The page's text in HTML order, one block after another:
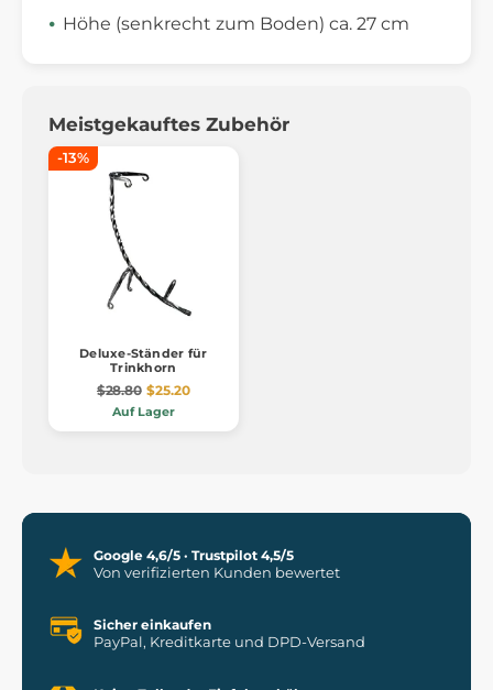
Höhe (senkrecht zum Boden) ca. 27 cm
Meistgekauftes Zubehör
-13%
Deluxe-Ständer für
Trinkhorn
$28.80 $25.20
Auf Lager
Google 4,6/5 · Trustpilot 4,5/5
Von verifizierten Kunden bewertet
Sicher einkaufen
PayPal, Kreditkarte und DPD-Versand